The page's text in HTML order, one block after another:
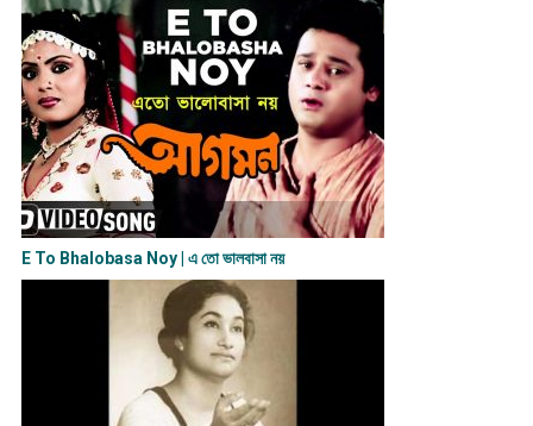
E To Bhalobasa Noy | এ তো ভালবাসা ন​য়